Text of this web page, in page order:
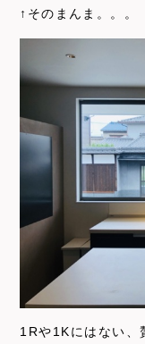
↑そのまんま。。。
1Rや1Kにはない、